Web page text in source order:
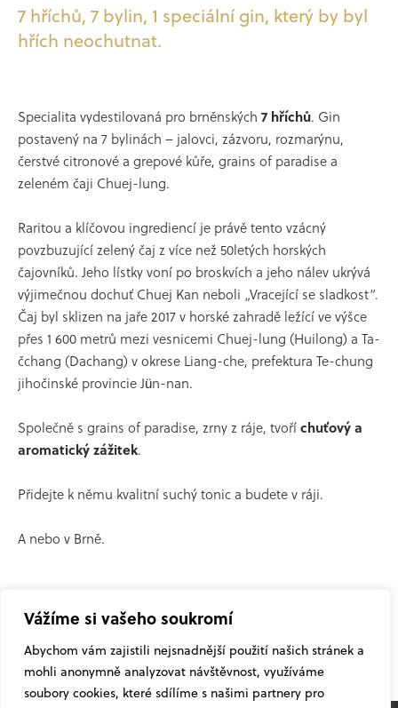
Vážíme si vašeho soukromí
Abychom vám zajistili nejsnadnější použití našich stránek a
mohli anonymně analyzovat návštěvnost, využíváme
soubory cookies, které sdílíme s našimi partnery pro
7 hříchů, 7 bylin, 1 speciální gin, který by byl
hřích neochutnat.
Specialita vydestilovaná pro brněnských 7 hříchů. Gin
postavený na 7 bylinách – jalovci, zázvoru, rozmarýnu,
čerstvé citronové a grepové kůře, grains of paradise a
zeleném čaji Chuej-lung.
Raritou a klíčovou ingrediencí je právě tento vzácný
povzbuzující zelený čaj z více než 50letých horských
čajovníků. Jeho lístky voní po broskvích a jeho nálev ukrývá
výjimečnou dochuť Chuej Kan neboli „Vracející se sladkost“.
Čaj byl sklizen na jaře 2017 v horské zahradě ležící ve výšce
přes 1 600 metrů mezi vesnicemi Chuej-lung (Huilong) a Ta-
čchang (Dachang) v okrese Liang-che, prefektura Te-chung
jihočinské provincie Jün-nan.
Společně s grains of paradise, zrny z ráje, tvoříchuťový a
aromatický zážitek.
Přidejte k němu kvalitní suchý tonic a budete v ráji.
A nebo v Brně.